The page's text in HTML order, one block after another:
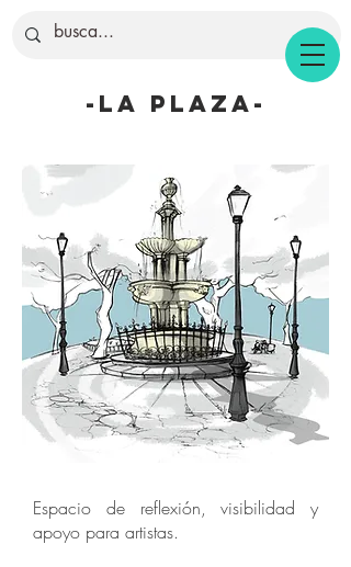
-la plaza-
Espacio de reflexión, visibilidad y
apoyo para artistas.